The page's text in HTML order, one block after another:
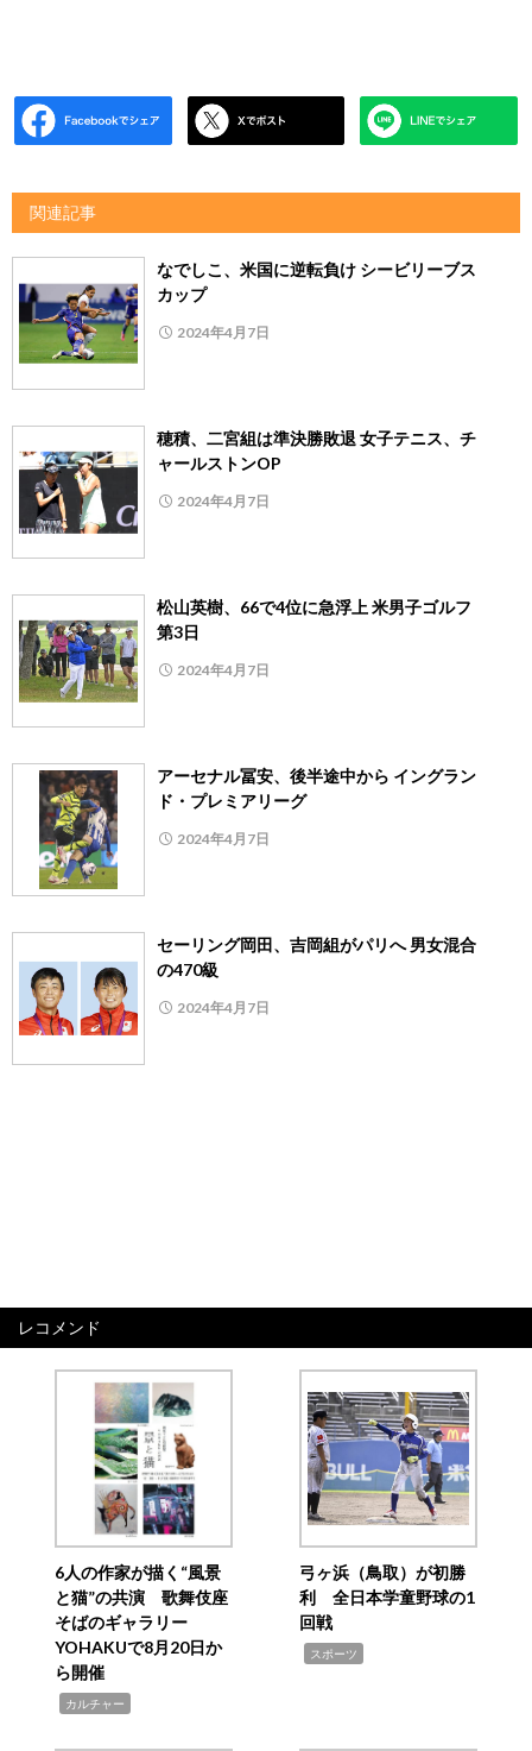
関連記事
なでしこ、米国に逆転負け シービリーブス
カップ
2024年4月7日
穂積、二宮組は準決勝敗退 女子テニス、チ
ャールストンOP
2024年4月7日
松山英樹、66で4位に急浮上 米男子ゴルフ
第3日
2024年4月7日
アーセナル冨安、後半途中から イングラン
ド・プレミアリーグ
2024年4月7日
セーリング岡田、吉岡組がパリへ 男女混合
の470級
2024年4月7日
レコメンド
6人の作家が描く“風景
と猫”の共演 歌舞伎座
そばのギャラリー
YOHAKUで8月20日か
ら開催
カルチャー
弓ヶ浜（鳥取）が初勝
利 全日本学童野球の1
回戦
スポーツ